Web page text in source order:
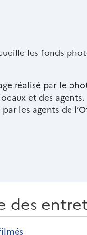
les fonds
réalisé par le
et des
les agents de
des